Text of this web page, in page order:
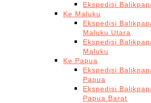
Ekspedisi
Ke Maluku
Ekspedisi
Maluku Utara
Ekspedisi
Maluku
Ke Papua
Ekspedisi
Papua
Ekspedisi
Papua Barat